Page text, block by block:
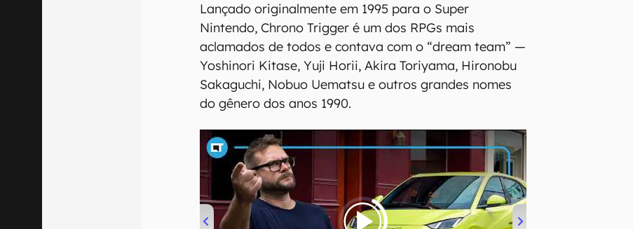
Lançado originalmente em 1995 para o Super
Nintendo, Chrono Trigger é um dos RPGs mais
aclamados de todos e contava com o “dream team” —
Yoshinori Kitase, Yuji Horii, Akira Toriyama, Hironobu
Sakaguchi, Nobuo Uematsu e outros grandes nomes
do gênero dos anos 1990.